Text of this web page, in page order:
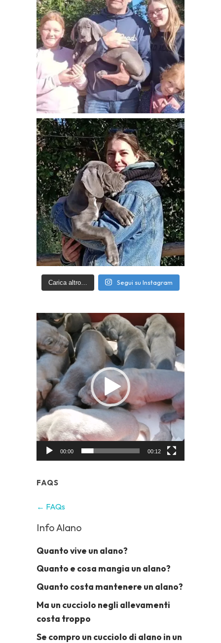
Carica altro… Segui su Instagram
Video
Player
00:00 00:12
FAQS
← FAQs
Info Alano
Quanto vive un alano?
Quanto e cosa mangia un alano?
Quanto costa mantenere un alano?
Ma un cucciolo negli allevamenti
costa troppo
Se compro un cucciolo di alano in un